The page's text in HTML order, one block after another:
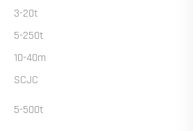
3-20t
5-250t
10-40m
SCJC
5-500t